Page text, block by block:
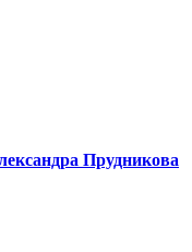
Прудникова